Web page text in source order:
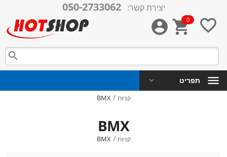
יצירת קשר: 050-2733062

0



תפריט
קניות /
BMX
BMX
קניות /
BMX